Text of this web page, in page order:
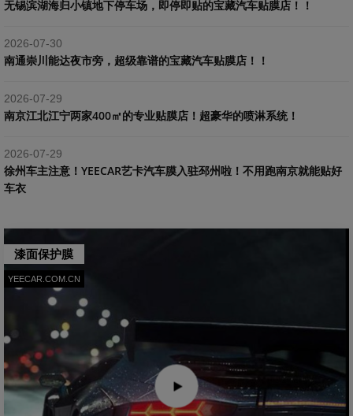
​无锡滨湖海归小镇地下停车场，即停即贴的宝藏汽车贴膜店！！
2026-07-30
南通崇川能达夜市旁，超级靠谱的宝藏汽车贴膜店！！
2026-07-29
南京江北江宁两家400㎡的专业贴膜店！超豪华的喷淋系统！
2026-07-29
​徐州车主注意！YEECAR艺卡汽车膜入驻邳州啦！不用跑南京就能贴好
车衣
漆面保护膜
YEECAR.COM.CN